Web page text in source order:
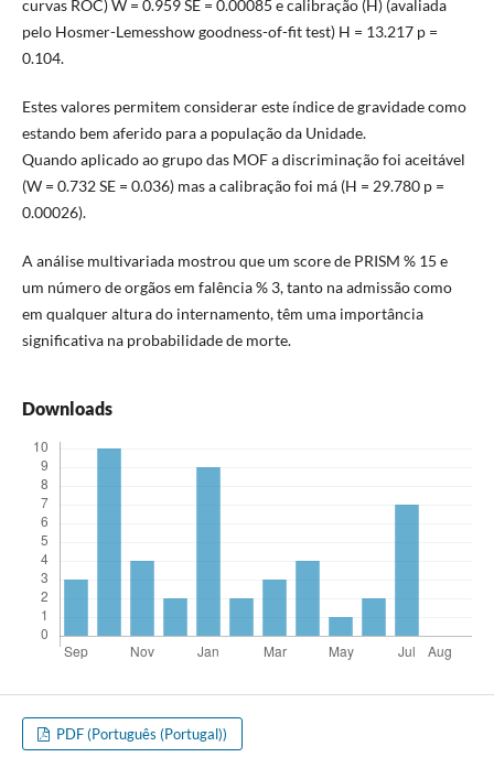
curvas ROC) W = 0.959 SE = 0.00085 e calibração (H) (avaliada
pelo Hosmer-Lemesshow goodness-of-fit test) H = 13.217 p =
0.104.
Estes valores permitem considerar este índice de gravidade como
estando bem aferido para a população da Unidade.
Quando aplicado ao grupo das MOF a discriminação foi aceitável
(W = 0.732 SE = 0.036) mas a calibração foi má (H = 29.780 p =
0.00026).
A análise multivariada mostrou que um score de PRISM % 15 e
um número de orgãos em falência % 3, tanto na admissão como
em qualquer altura do internamento, têm uma importância
significativa na probabilidade de morte.
Downloads
PDF (Português (Portugal))